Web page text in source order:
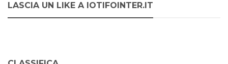
LASCIA UN LIKE A IOTIFOINTER.IT